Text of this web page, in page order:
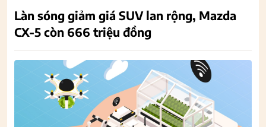
Làn sóng giảm giá SUV lan rộng, Mazda
CX-5 còn 666 triệu đồng